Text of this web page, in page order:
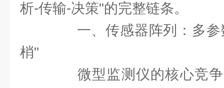
析-传输-决策"的完整链条。
一、传感器阵列：多参
梢"
微型监测仪的核心竞争